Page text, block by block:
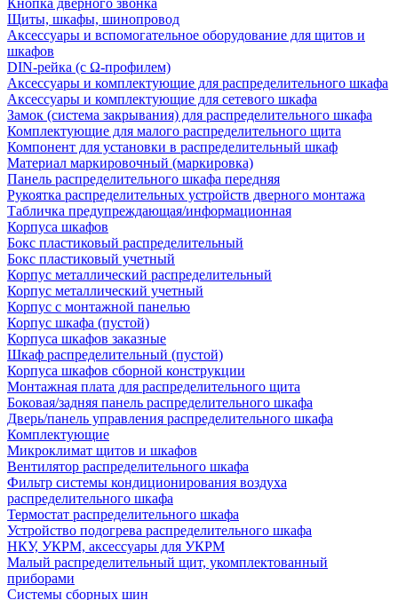
Кнопка дверного звонка
Щиты, шкафы, шинопровод
Аксессуары и вспомогательное оборудование для щитов и
шкафов
DIN-рейка (с Ω-профилем)
Аксессуары и комплектующие для распределительного шкафа
Аксессуары и комплектующие для сетевого шкафа
Замок (система закрывания) для распределительного шкафа
Комплектующие для малого распределительного щита
Компонент для установки в распределительный шкаф
Материал маркировочный (маркировка)
Панель распределительного шкафа передняя
Рукоятка распределительных устройств дверного монтажа
Табличка предупреждающая/информационная
Корпуса шкафов
Бокс пластиковый распределительный
Бокс пластиковый учетный
Корпус металлический распределительный
Корпус металлический учетный
Корпус с монтажной панелью
Корпус шкафа (пустой)
Корпуса шкафов заказные
Шкаф распределительный (пустой)
Корпуса шкафов сборной конструкции
Монтажная плата для распределительного щита
Боковая/задняя панель распределительного шкафа
Дверь/панель управления распределительного шкафа
Комплектующие
Микроклимат щитов и шкафов
Вентилятор распределительного шкафа
Фильтр системы кондиционирования воздуха
распределительного шкафа
Термостат распределительного шкафа
Устройство подогрева распределительного шкафа
НКУ, УКРМ, аксессуары для УКРМ
Малый распределительный щит, укомплектованный
приборами
Системы сборных шин